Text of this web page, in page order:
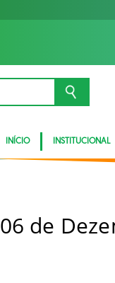
INÍCIO INSTITUCIONAL
06 de